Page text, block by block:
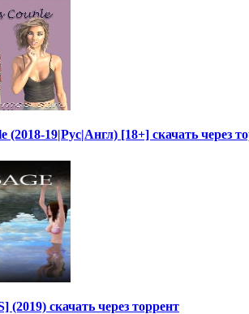
(2018-19|Рус|Англ) [18+] скачать через
(2019) скачать через торрент